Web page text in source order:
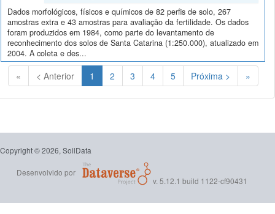
Dados morfológicos, físicos e químicos de 82 perfis de solo, 267
amostras extra e 43 amostras para avaliação da fertilidade. Os dados
foram produzidos em 1984, como parte do levantamento de
reconhecimento dos solos de Santa Catarina (1:250.000), atualizado em
2004. A coleta e des...
« < Anterior 1 (Atual)
2 3 4 5 Próxima > »
Copyright © 2026, SoilData
Desenvolvido por
v. 5.12.1 build 1122-cf90431